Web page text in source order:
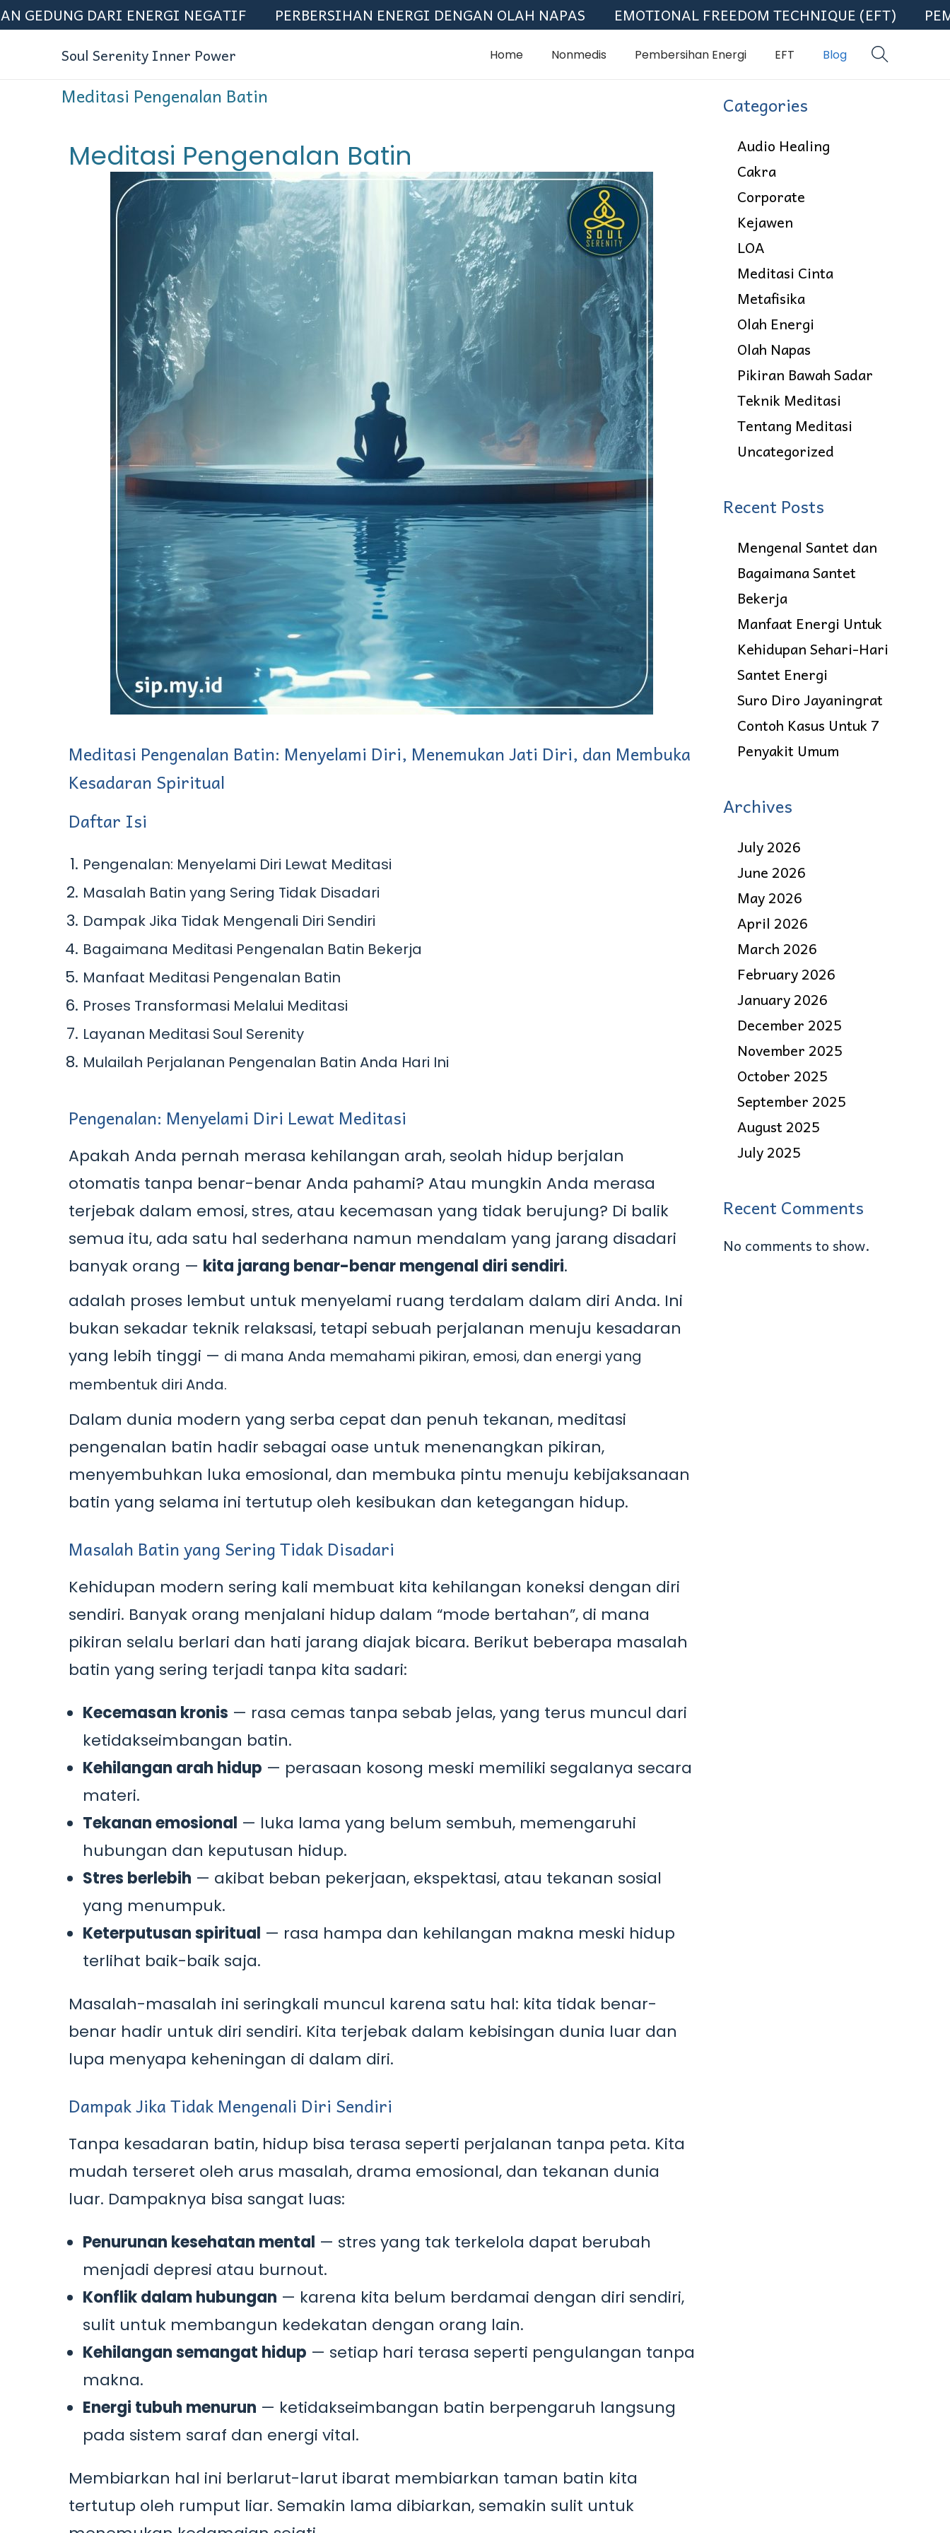
DARI ENERGI NEGATIF PERBERSIHAN ENERGI DENGAN OLAH NAPAS EMOTIONAL FREEDOM TECHNIQUE (EFT)
Soul Serenity Inner Power
Home Nonmedis Pembersihan Energi EFT Blog
Meditasi Pengenalan Batin
Meditasi Pengenalan Batin
Meditasi Pengenalan Batin: Menyelami Diri, Menemukan Jati Diri, dan Membuka
Kesadaran Spiritual
Daftar Isi
Pengenalan: Menyelami Diri Lewat Meditasi
Masalah Batin yang Sering Tidak Disadari
Dampak Jika Tidak Mengenali Diri Sendiri
Bagaimana Meditasi Pengenalan Batin Bekerja
Manfaat Meditasi Pengenalan Batin
Proses Transformasi Melalui Meditasi
Layanan Meditasi Soul Serenity
Mulailah Perjalanan Pengenalan Batin Anda Hari Ini
Pengenalan: Menyelami Diri Lewat Meditasi
Apakah Anda pernah merasa kehilangan arah, seolah hidup berjalan
otomatis tanpa benar-benar Anda pahami? Atau mungkin Anda merasa
terjebak dalam emosi, stres, atau kecemasan yang tidak berujung? Di balik
semua itu, ada satu hal sederhana namun mendalam yang jarang disadari
banyak orang — kita jarang benar-benar mengenal diri sendiri.
adalah proses lembut untuk menyelami ruang terdalam dalam diri Anda. Ini
bukan sekadar teknik relaksasi, tetapi sebuah perjalanan menuju kesadaran
yang lebih tinggi — di mana Anda memahami pikiran, emosi, dan energi yang
membentuk diri Anda.
Dalam dunia modern yang serba cepat dan penuh tekanan, meditasi
pengenalan batin hadir sebagai oase untuk menenangkan pikiran,
menyembuhkan luka emosional, dan membuka pintu menuju kebijaksanaan
batin yang selama ini tertutup oleh kesibukan dan ketegangan hidup.
Masalah Batin yang Sering Tidak Disadari
Kehidupan modern sering kali membuat kita kehilangan koneksi dengan diri
sendiri. Banyak orang menjalani hidup dalam “mode bertahan”, di mana
pikiran selalu berlari dan hati jarang diajak bicara. Berikut beberapa masalah
batin yang sering terjadi tanpa kita sadari:
Kecemasan kronis — rasa cemas tanpa sebab jelas, yang terus muncul dari
ketidakseimbangan batin.
Kehilangan arah hidup — perasaan kosong meski memiliki segalanya secara
materi.
Tekanan emosional — luka lama yang belum sembuh, memengaruhi
hubungan dan keputusan hidup.
Stres berlebih — akibat beban pekerjaan, ekspektasi, atau tekanan sosial
yang menumpuk.
Keterputusan spiritual — rasa hampa dan kehilangan makna meski hidup
terlihat baik-baik saja.
Masalah-masalah ini seringkali muncul karena satu hal: kita tidak benar-
benar hadir untuk diri sendiri. Kita terjebak dalam kebisingan dunia luar dan
lupa menyapa keheningan di dalam diri.
Dampak Jika Tidak Mengenali Diri Sendiri
Tanpa kesadaran batin, hidup bisa terasa seperti perjalanan tanpa peta. Kita
mudah terseret oleh arus masalah, drama emosional, dan tekanan dunia
luar. Dampaknya bisa sangat luas:
Penurunan kesehatan mental — stres yang tak terkelola dapat berubah
menjadi depresi atau burnout.
Konflik dalam hubungan — karena kita belum berdamai dengan diri sendiri,
sulit untuk membangun kedekatan dengan orang lain.
Kehilangan semangat hidup — setiap hari terasa seperti pengulangan tanpa
makna.
Energi tubuh menurun — ketidakseimbangan batin berpengaruh langsung
pada sistem saraf dan energi vital.
Membiarkan hal ini berlarut-larut ibarat membiarkan taman batin kita
tertutup oleh rumput liar. Semakin lama dibiarkan, semakin sulit untuk
Categories
Audio Healing
Cakra
Corporate
Kejawen
LOA
Meditasi Cinta
Metafisika
Olah Energi
Olah Napas
Pikiran Bawah Sadar
Teknik Meditasi
Tentang Meditasi
Uncategorized
Recent Posts
Mengenal Santet dan
Bagaimana Santet
Bekerja
Manfaat Energi Untuk
Kehidupan Sehari-Hari
Santet Energi
Suro Diro Jayaningrat
Contoh Kasus Untuk 7
Penyakit Umum
Archives
July 2026
June 2026
May 2026
April 2026
March 2026
February 2026
January 2026
December 2025
November 2025
October 2025
September 2025
August 2025
July 2025
Recent Comments
No comments to show.